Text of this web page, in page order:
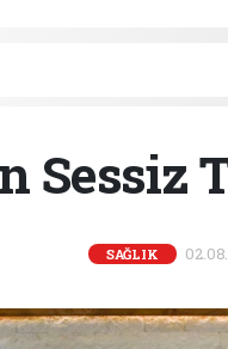
Sessiz
SAĞLIK